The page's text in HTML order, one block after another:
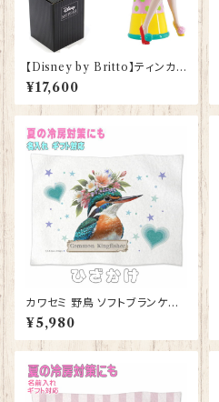
【Disney by Britto】ティンカ
ー・ベル シッティングポーズ ピ
ーターパン グッズ ロメロ ブリッ
ト フィギュア プレゼント ギフト
籍祝い 誕生日プレゼント 還暦
祝い プロポーズ 結婚記念日 デ
ィズニーランド ディズニーシー
ディズニーワールド
¥17,600
カワセミ 野鳥 ソフトブランケット
グッズ ひざかけ 毛布 雑貨 誕生
日プレゼント ギフト【型番 SB-1
0010】お花の王冠
¥5,980